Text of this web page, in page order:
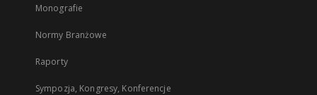
Monografie
Normy Branżowe
Raporty
Sympozja, Kongresy, Konferencje